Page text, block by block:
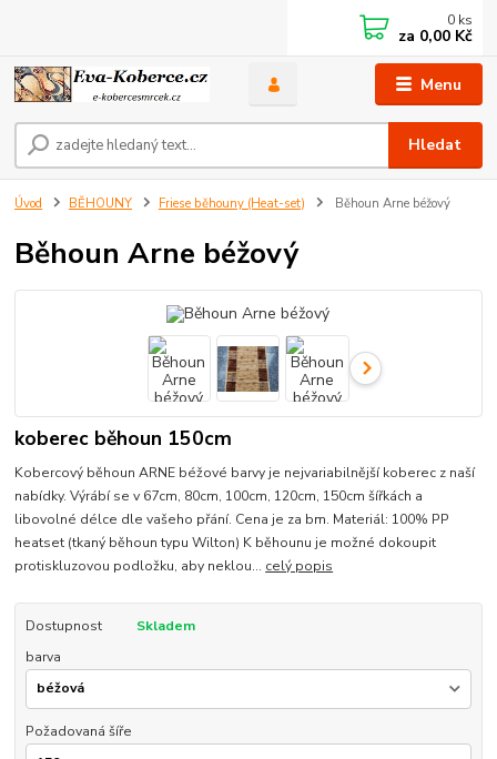
Menu
Hledat
0 ks
za 0,00 Kč
Úvod BĚHOUNY Friese běhouny (Heat-set) Běhoun Arne béžový
Běhoun Arne béžový
koberec běhoun 150cm
Kobercový běhoun ARNE béžové barvy je nejvariabilnější koberec z naší
nabídky. Výrábí se v 67cm, 80cm, 100cm, 120cm, 150cm šířkách a
libovolné délce dle vašeho přání. Cena je za bm. Materiál: 100% PP
heatset (tkaný běhoun typu Wilton) K běhounu je možné dokoupit
protiskluzovou podložku, aby neklou... celý popis
Dostupnost
Skladem
barva
Požadovaná šíře